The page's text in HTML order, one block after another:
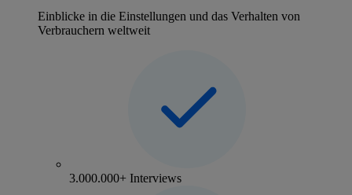
Einblicke in die Einstellungen und das Verhalten von
Verbrauchern weltweit
3.000.000+ Interviews